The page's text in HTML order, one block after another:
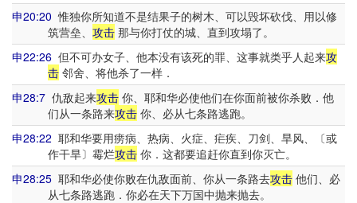
申20:20 惟独你所知道不是结果子的树木、可以毁坏砍伐、用以修
筑营垒、 攻击那与你打仗的城、直到攻塌了。
申22:26 但不可办女子、他本没有该死的罪、这事就类乎人起来攻
击邻舍、将他杀了一样．
申28:7 仇敌起来攻击 你、耶和华必使他们在你面前被你杀败．他
们从一条路来攻击你、必从七条路逃跑。
申28:22 耶和华要用痨病、热病、火症、疟疾、刀剑、旱风、〔或
作干旱〕霉烂攻击你．这都要追赶你直到你灭亡。
申28:25 耶和华必使你败在仇敌面前、你从一条路去攻击 他们、必
从七条路逃跑．你必在天下万国中抛来抛去。